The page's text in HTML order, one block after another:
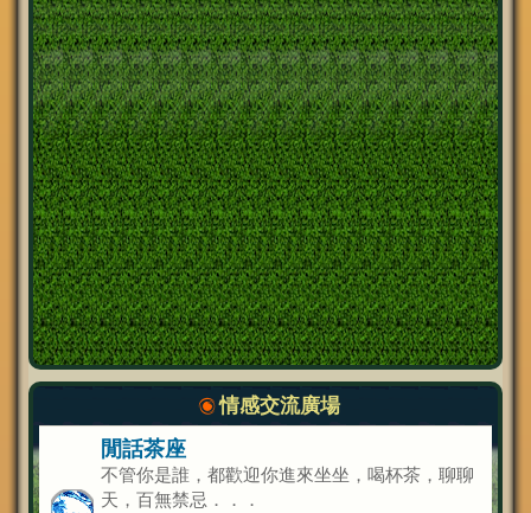
情感交流廣場
閒話茶座
不管你是誰，都歡迎你進來坐坐，喝杯茶，聊聊
天，百無禁忌．．．